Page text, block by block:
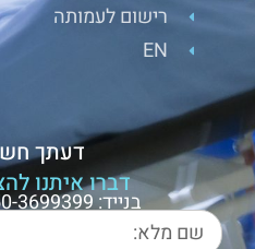
רישום לעמותה
EN
דעתך
דברו איתנו
בנייד: 050-3699399 או כיתבו לנו